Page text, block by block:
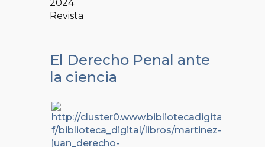
2024
Revista
El Derecho Penal ante
la ciencia